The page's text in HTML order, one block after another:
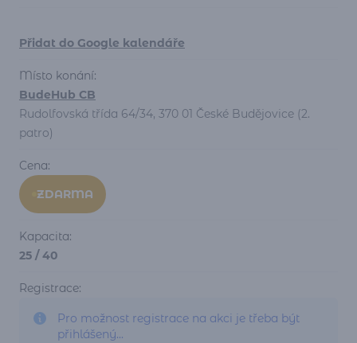
Přidat do Google kalendáře
Místo konání:
BudeHub CB
Rudolfovská třída 64/34, 370 01 České Budějovice (2.
patro)
Cena:
ZDARMA
Kapacita:
25 / 40
Registrace:
Pro možnost registrace na akci je třeba být
přihlášený...